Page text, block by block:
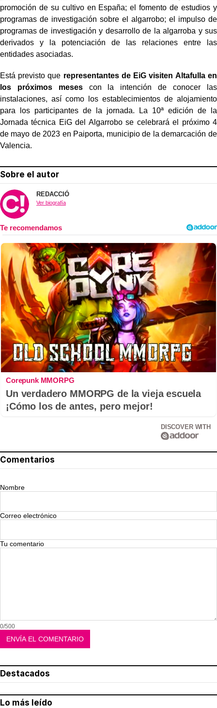
promoción de su cultivo en España; el fomento de estudios y
programas de investigación sobre el algarrobo; el impulso de
programas de investigación y desarrollo de la algarroba y sus
derivados y la potenciación de las relaciones entre las
entidades asociadas.
Está previsto que representantes de EiG visiten Altafulla en
los próximos mesescon la intención de conocer las
instalaciones, así como los establecimientos de alojamiento
para los participantes de la jornada. La 10ª edición de la
Jornada técnica EiG del Algarrobo se celebrará el próximo 4
de mayo de 2023 en Paiporta, municipio de la demarcación de
Valencia.
Sobre el autor
REDACCIÓ
Ver biografía
Corepunk MMORPG
Un verdadero MMORPG de la vieja escuela
¡Cómo los de antes, pero mejor!
DISCOVER WITH
Comentarios
Nombre
Correo electrónico
Tu comentario
0/500
Destacados
Lo más leído